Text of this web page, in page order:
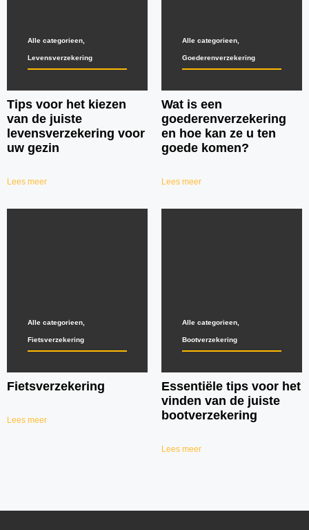
Alle categorieen
Levensverzekering
Tips voor het kiezen
van de juiste
levensverzekering voor
uw gezin
Lees meer
Alle categorieen
Goederenverzekering
Wat is een
goederenverzekering
en hoe kan ze u ten
goede komen?
Lees meer
Alle categorieen
Fietsverzekering
Fietsverzekering
Lees meer
Alle categorieen
Bootverzekering
Essentiële tips voor het
vinden van de juiste
bootverzekering
Lees meer